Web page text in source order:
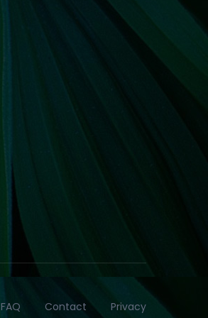
FAQ Contact Privacy